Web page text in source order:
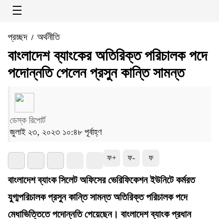
প্রচ্ছদ/ অর্থনীতি
বাংলাদেশ ব্যাংকের অতিরিক্ত পরিচালক পদে
পদোন্নতি পেলেন প্রসুন কান্তি সামন্ত
ডেস্ক রিপোর্ট
জুলাই ২৩, ২০২৩ ১০:৪৮ পূর্বাহ্ণ
ফ+ ফ- ফ
বাংলাদেশ ব্যাংক সিলেট অফিসের ভেরিফিকেশন ইউনিটে কর্মরত
যুগ্মপরিচালক প্রসুন কান্তি সামন্ত অতিরিক্ত পরিচালক পদে
মেধাভিত্তিতে পদোন্নতি পেয়েছেন। বাংলাদেশ ব্যাংক প্রধান